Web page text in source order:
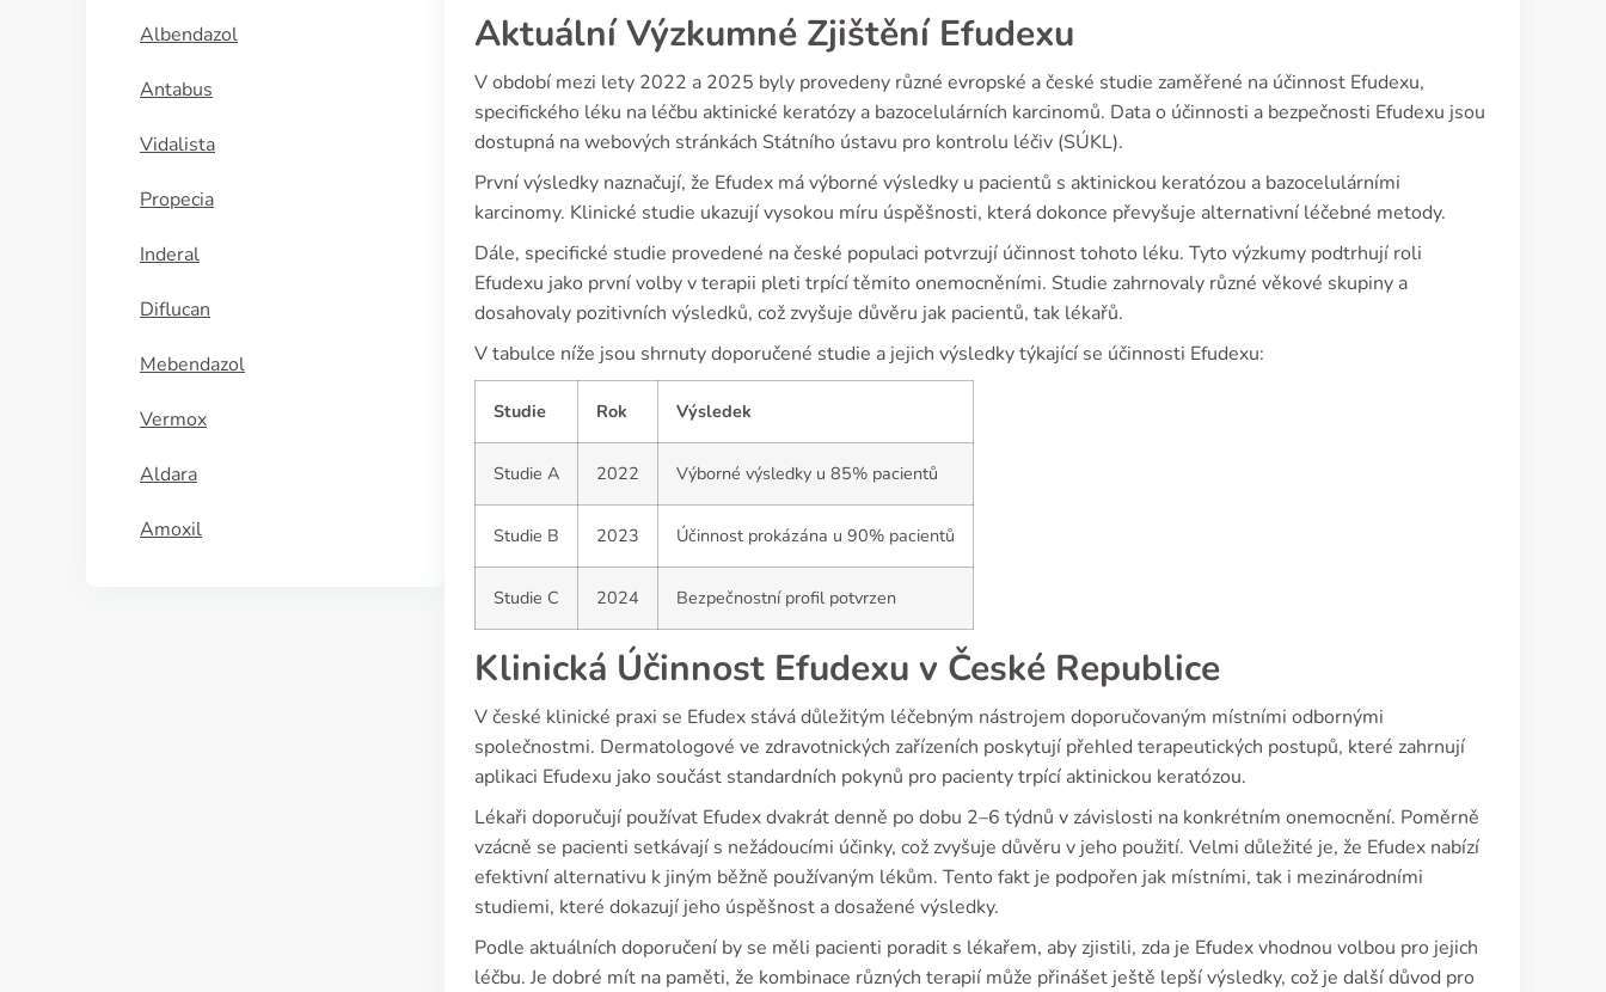
Albendazol
Antabus
Vidalista
Propecia
Inderal
Diflucan
Mebendazol
Vermox
Aldara
Amoxil
Aktuální Výzkumné Zjištění Efudexu
V období mezi lety 2022 a 2025 byly provedeny různé evropské a české studie zaměřené na účinnost Efudexu,
specifického léku na léčbu aktinické keratózy a bazocelulárních karcinomů. Data o účinnosti a bezpečnosti Efudexu jsou
dostupná na webových stránkách Státního ústavu pro kontrolu léčiv (SÚKL).
První výsledky naznačují, že Efudex má výborné výsledky u pacientů s aktinickou keratózou a bazocelulárními
karcinomy. Klinické studie ukazují vysokou míru úspěšnosti, která dokonce převyšuje alternativní léčebné metody.
Dále, specifické studie provedené na české populaci potvrzují účinnost tohoto léku. Tyto výzkumy podtrhují roli
Efudexu jako první volby v terapii pleti trpící těmito onemocněními. Studie zahrnovaly různé věkové skupiny a
dosahovaly pozitivních výsledků, což zvyšuje důvěru jak pacientů, tak lékařů.
V tabulce níže jsou shrnuty doporučené studie a jejich výsledky týkající se účinnosti Efudexu:
Studie Rok Výsledek
Studie A 2022 Výborné výsledky u 85% pacientů
Studie B 2023 Účinnost prokázána u 90% pacientů
Studie C 2024 Bezpečnostní profil potvrzen
Klinická Účinnost Efudexu v České Republice
V české klinické praxi se Efudex stává důležitým léčebným nástrojem doporučovaným místními odbornými
společnostmi. Dermatologové ve zdravotnických zařízeních poskytují přehled terapeutických postupů, které zahrnují
aplikaci Efudexu jako součást standardních pokynů pro pacienty trpící aktinickou keratózou.
Lékaři doporučují používat Efudex dvakrát denně po dobu 2–6 týdnů v závislosti na konkrétním onemocnění. Poměrně
vzácně se pacienti setkávají s nežádoucími účinky, což zvyšuje důvěru v jeho použití. Velmi důležité je, že Efudex nabízí
efektivní alternativu k jiným běžně používaným lékům. Tento fakt je podpořen jak místními, tak i mezinárodními
studiemi, které dokazují jeho úspěšnost a dosažené výsledky.
Podle aktuálních doporučení by se měli pacienti poradit s lékařem, aby zjistili, zda je Efudex vhodnou volbou pro jejich
léčbu. Je dobré mít na paměti, že kombinace různých terapií může přinášet ještě lepší výsledky, což je další důvod pro